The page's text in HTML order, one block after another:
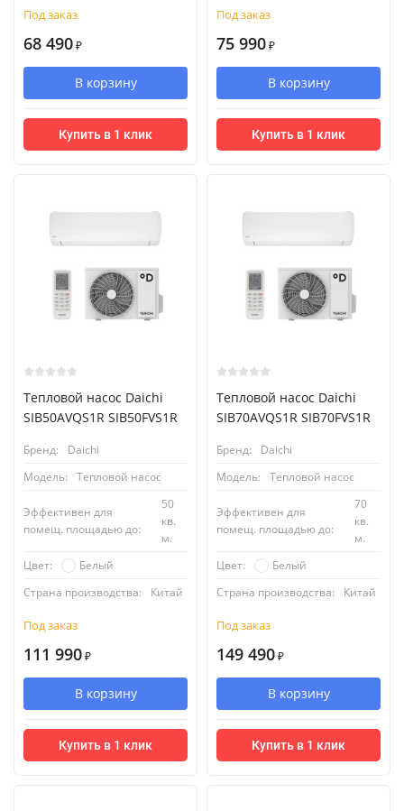
Под заказ
68 490 ₽
В корзину
Купить в 1 клик
Под заказ
75 990 ₽
В корзину
Купить в 1 клик
Тепловой насос Daichi
SIB50AVQS1R SIB50FVS1R
Бренд:
Daichi
Модель:
Тепловой насос
Эффективен для
помещ. площадью до:
50
кв.
м.
Цвет:
Белый
Страна производства:
Китай
Под заказ
111 990 ₽
В корзину
Купить в 1 клик
Тепловой насос Daichi
SIB70AVQS1R SIB70FVS1R
Бренд:
Daichi
Модель:
Тепловой насос
Эффективен для
помещ. площадью до:
70
кв.
м.
Цвет:
Белый
Страна производства:
Китай
Под заказ
149 490 ₽
В корзину
Купить в 1 клик